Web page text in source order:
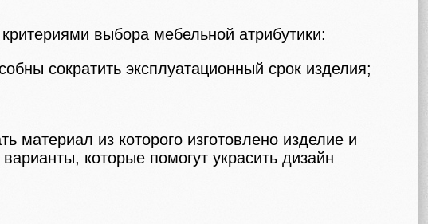
выбора мебельной атрибутики:
сократить эксплуатационный срок изделия;
материал из которого изготовлено изделие и
которые помогут украсить дизайн